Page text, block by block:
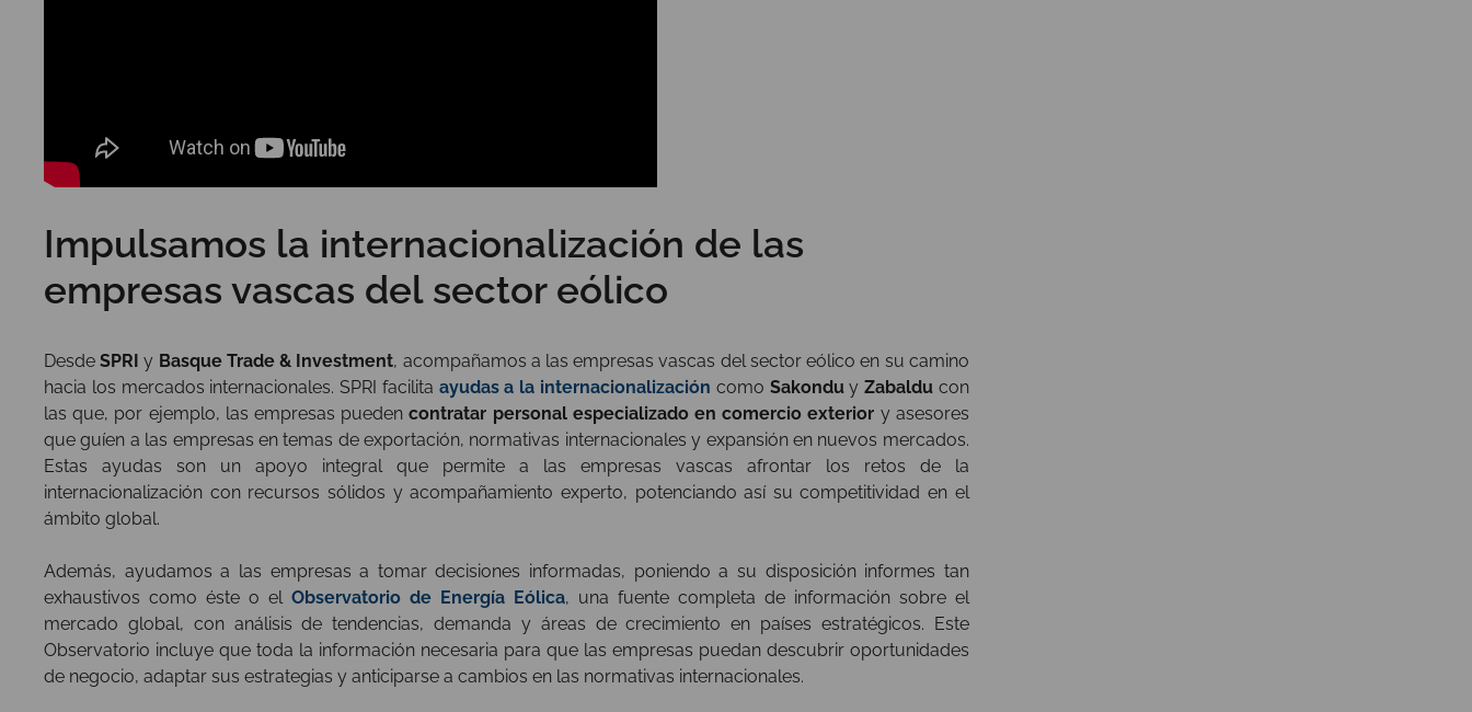
Impulsamos la internacionalización de las
empresas vascas del sector eólico
DesdeSPRI y Basque Trade & Investment, acompañamos a las empresas vascas del sector eólico en su camino
hacia los mercados internacionales. SPRI facilita ayudas a la internacionalización como SakonduyZabaldu con
las que, por ejemplo, las empresas puedencontratar personal especializado en comercio exterior y asesores
que guíen a las empresas en temas de exportación, normativas internacionales y expansión en nuevos mercados.
Estas ayudas son un apoyo integral que permite a las empresas vascas afrontar los retos de la
internacionalización con recursos sólidos y acompañamiento experto, potenciando así su competitividad en el
ámbito global.
Además, ayudamos a las empresas a tomar decisiones informadas, poniendo a su disposición informes tan
exhaustivos como éste o el Observatorio de Energía Eólica, una fuente completa de información sobre el
mercado global, con análisis de tendencias, demanda y áreas de crecimiento en países estratégicos. Este
Observatorio incluye que toda la información necesaria para que las empresas puedan descubrir oportunidades
de negocio, adaptar sus estrategias y anticiparse a cambios en las normativas internacionales.